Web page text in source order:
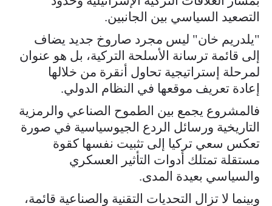
التصعيد السياسي بين الجانبين.
"يلدريم خان" ليس مجرد صاروخ جديد يضاف
إلى قائمة ترسانة الأسلحة التركية، بل هو عنوان
لمرحلة إستراتيجية تحاول أنقرة من خلالها
إعادة تعريف موقعها في النظام الدولي.
فالمشروع يجمع بين الطموح الصناعي والرمزية
التاريخية ورسائل الردع الجيوسياسية في صورة
تعكس سعي تركيا إلى تثبيت نفسها كقوة
مستقلة تمتلك أدوات التأثير العسكري
والسياسي بعيدة المدى.
وبينما لا تزال التحديات التقنية والصناعية قائمة،